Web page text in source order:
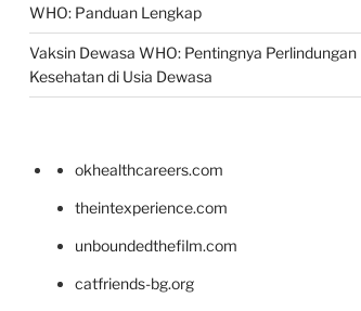
WHO: Panduan Lengkap
Vaksin Dewasa WHO: Pentingnya Perlindungan
Kesehatan di Usia Dewasa
okhealthcareers.com
theintexperience.com
unboundedthefilm.com
catfriends-bg.org